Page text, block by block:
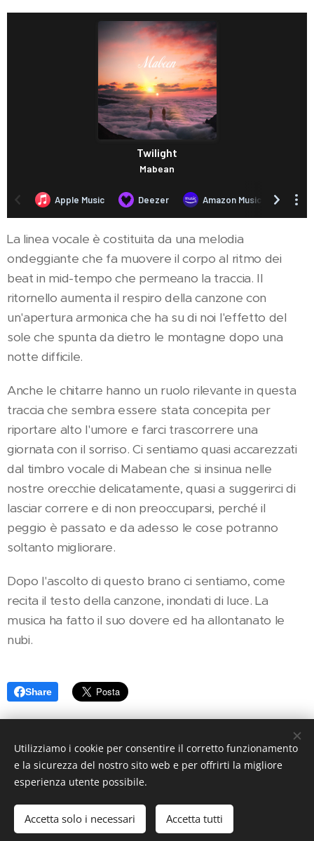
La linea vocale è costituita da una melodia
ondeggiante che fa muovere il corpo al ritmo dei
beat in mid-tempo che permeano la traccia. Il
ritornello aumenta il respiro della canzone con
un'apertura armonica che ha su di noi l'effetto del
sole che spunta da dietro le montagne dopo una
notte difficile.
Anche le chitarre hanno un ruolo rilevante in questa
traccia che sembra essere stata concepita per
riportare alto l'umore e farci trascorrere una
giornata con il sorriso. Ci sentiamo quasi accarezzati
dal timbro vocale di Mabean che si insinua nelle
nostre orecchie delicatamente, quasi a suggerirci di
lasciar correre e di non preoccuparsi, perché il
peggio è passato e da adesso le cose potranno
soltanto migliorare.
Dopo l'ascolto di questo brano ci sentiamo, come
recita il testo della canzone, inondati di luce. La
musica ha fatto il suo dovere ed ha allontanato le
nubi.
Share
© 2019 www.artistionline.tv
Email: info@artistionline.tv Tel.3925001708 P.IVA 02838250351
Cookies
Utilizziamo i cookie per consentire il corretto funzionamento
e la sicurezza del nostro sito web e per offrirti la migliore
esperienza utente possibile.
Accetta solo i necessari Accetta tutti